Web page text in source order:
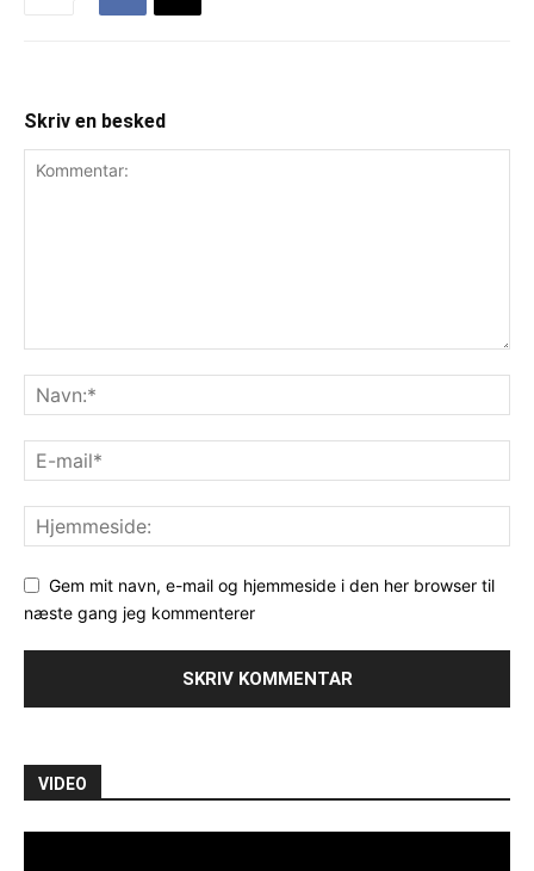
Skriv en besked
Gem mit navn, e-mail og hjemmeside i den her browser til
næste gang jeg kommenterer
VIDEO